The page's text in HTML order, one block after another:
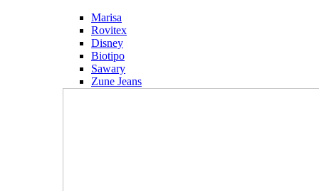
Marisa
Rovitex
Disney
Biotipo
Sawary
Zune Jeans